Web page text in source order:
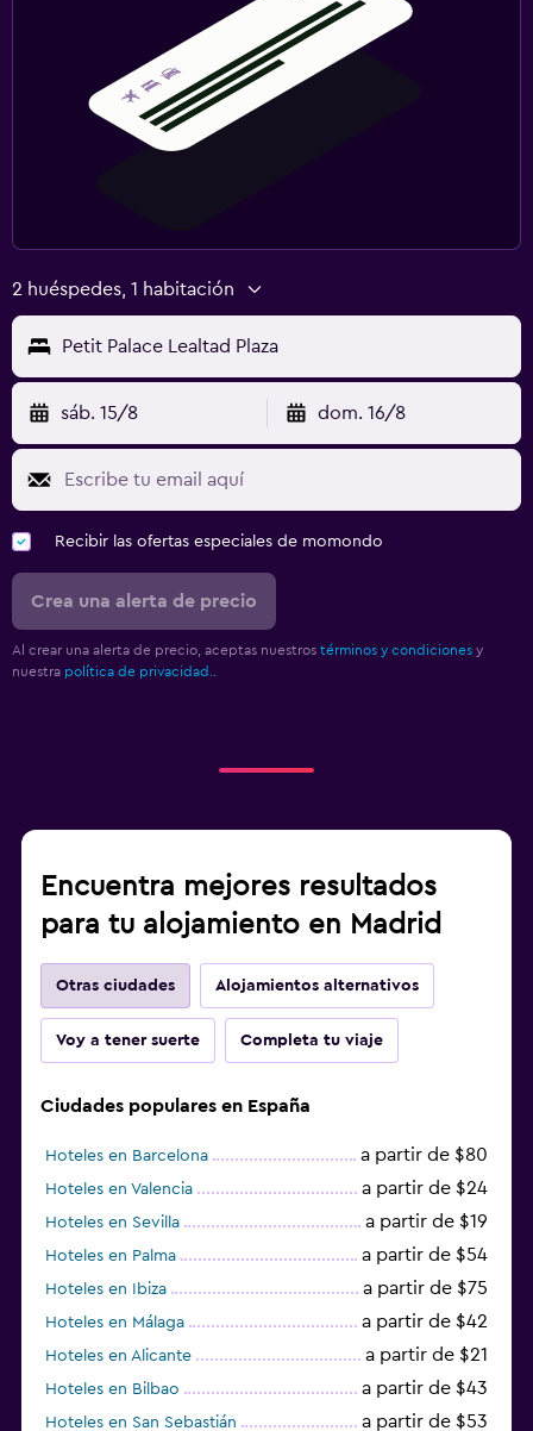
2 huéspedes, 1 habitación
Petit Palace Lealtad Plaza
sáb. 15/8 dom. 16/8
Recibir las ofertas especiales de momondo
Crea una alerta de precio
Al crear una alerta de precio, aceptas nuestros términos y condiciones y
nuestra política de privacidad.
Encuentra mejores resultados
para tu alojamiento en Madrid
Otras ciudades Alojamientos alternativos
Voy a tener suerte Completa tu viaje
Ciudades populares en España
Hoteles en Barcelona a partir de $80
Hoteles en Valencia a partir de $24
Hoteles en Sevilla a partir de $19
Hoteles en Palma a partir de $54
Hoteles en Ibiza a partir de $75
Hoteles en Málaga a partir de $42
Hoteles en Alicante a partir de $21
Hoteles en Bilbao a partir de $43
Hoteles en San Sebastián a partir de $53